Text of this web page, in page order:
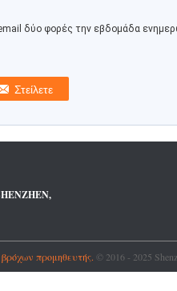
δύο φορές την εβδομάδα
προμηθευτής. © 2016 - 2025